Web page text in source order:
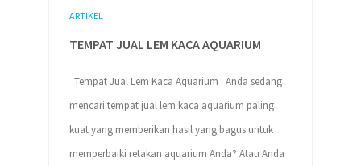
ARTIKEL
TEMPAT JUAL LEM KACA AQUARIUM
Tempat Jual Lem Kaca Aquarium Anda sedang
mencari tempat jual lem kaca aquarium paling
kuat yang memberikan hasil yang bagus untuk
memperbaiki retakan aquarium Anda? Atau Anda